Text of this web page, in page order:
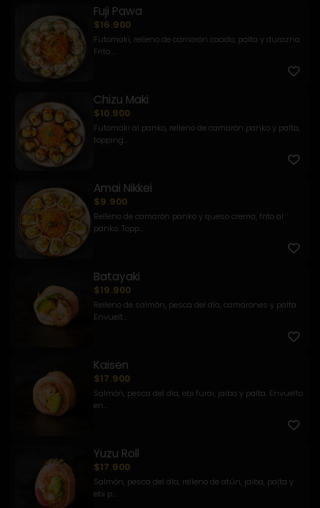
Fuji Pawa
$16.900
Futomaki, relleno de camarón cocido, palta y durazno.
Frito ...
Chizu Maki
$10.900
Futomaki al panko, relleno de camarón panko y palta,
topping...
Amai Nikkei
$9.900
Relleno de camarón panko y queso crema, frito al
panko. Topp...
Batayaki
$19.900
Relleno de salmón, pesca del día, camarones y palta.
Envuelt...
Kaisen
$17.900
Salmón, pesca del día, ebi furai, jaiba y palta. Envuelto
en...
Yuzu Roll
$17.900
Salmón, pesca del día, relleno de atún, jaiba, palta y
ebi p...